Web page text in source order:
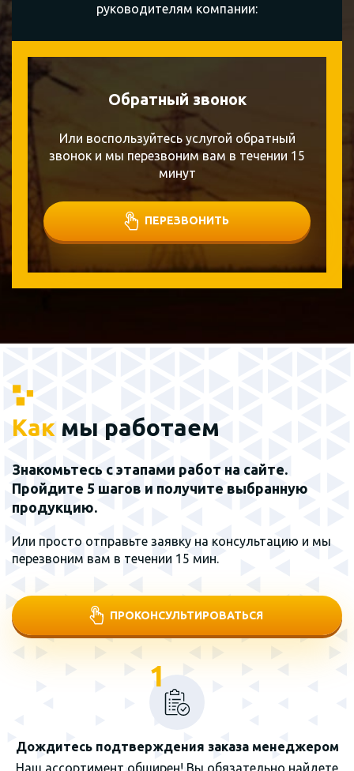
руководителям компании:
Обратный звонок
Или воспользуйтесь услугой обратный
звонок и мы перезвоним вам в течении 15
минут
ПЕРЕЗВОНИТЬ
Как мы работаем
Знакомьтесь с этапами работ на сайте.
Пройдите 5 шагов и получите выбранную
продукцию.
Или просто отправьте заявку на консультацию и мы
перезвоним вам в течении 15 мин.
ПРОКОНСУЛЬТИРОВАТЬСЯ
1
Дождитесь подтверждения заказа менеджером
Наш ассортимент обширен! Вы обязательно найдете